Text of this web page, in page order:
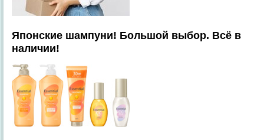
Японские шампуни! Большой выбор. Всё в
наличии!